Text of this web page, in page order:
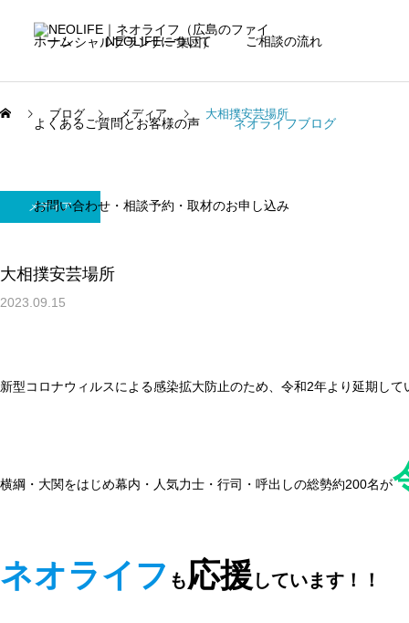
ホーム NEOLIFEについて ご相談の流れ
よくあるご質問とお客様の声 ネオライフブログ
お問い合わせ・相談予約・取材のお申し込み
ブログ メディア 大相撲安芸場所
メディア
大相撲安芸場所
2023.09.15
新型コロナウィルスによる感染拡大防止のため、令和2年より延期して
横綱・大関をはじめ幕内・人気力士・行司・呼出しの総勢約200名が
ネオライフ も応援 しています！！